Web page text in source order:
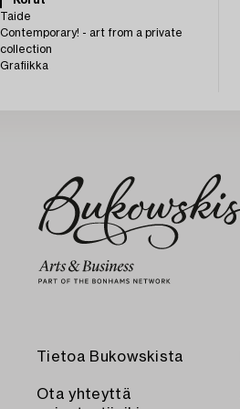
Taide
Contemporary! - art from a private
collection
Grafiikka
Tietoa Bukowskista
Ota yhteyttä